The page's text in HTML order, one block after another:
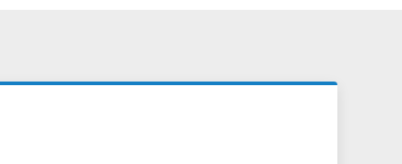
• Научные журналы
• Разбор олимпиадных заданий
• Иностранным студентам
и
• Материально-техническое